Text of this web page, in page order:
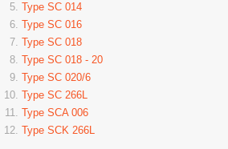
Type SC 014
Type SC 016
Type SC 018
Type SC 018 - 20
Type SC 020/6
Type SC 266L
Type SCA 006
Type SCK 266L